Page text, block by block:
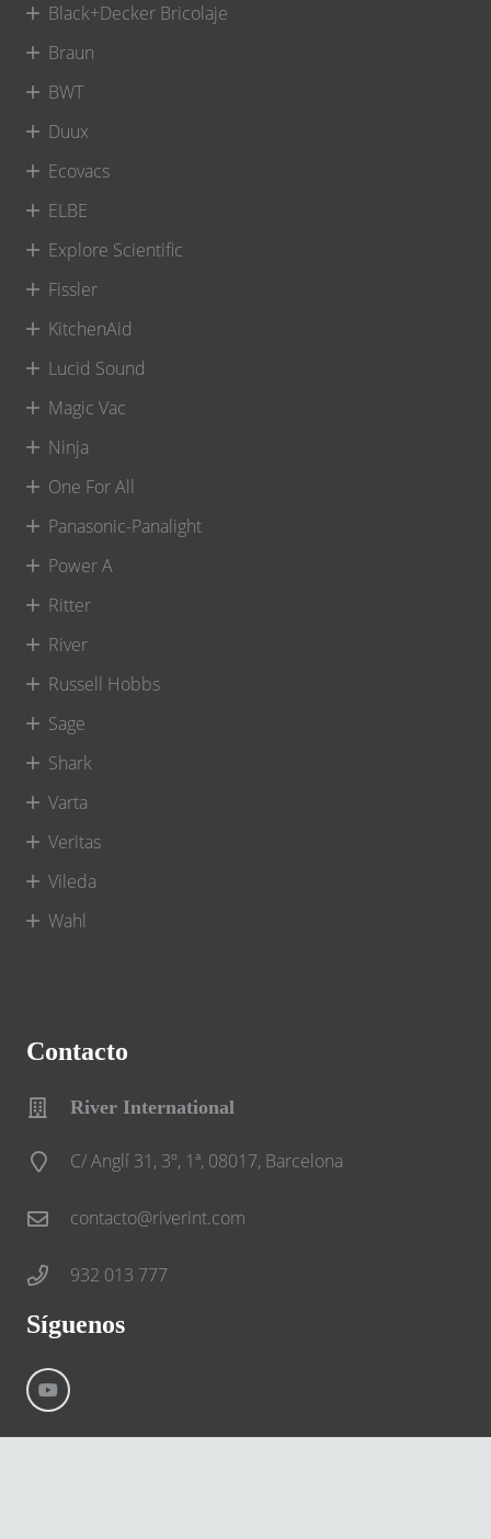
Black+Decker Bricolaje
Braun
BWT
Duux
Ecovacs
ELBE
Explore Scientific
Fissler
KitchenAid
Lucid Sound
Magic Vac
Ninja
One For All
Panasonic-Panalight
Power A
Ritter
River
Russell Hobbs
Sage
Shark
Varta
Veritas
Vileda
Wahl
Contacto
River International
C/ Anglí 31, 3º, 1ª, 08017, Barcelona
contacto@riverint.com
932 013 777
Síguenos